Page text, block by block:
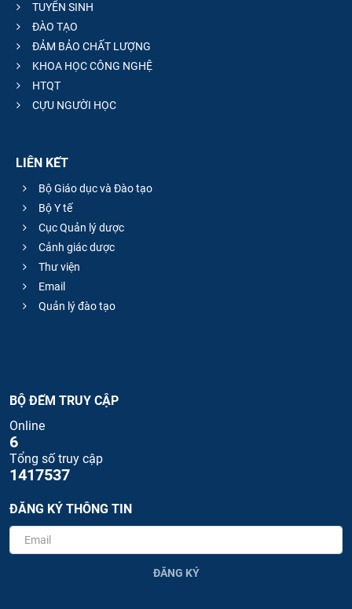
TUYỂN SINH
ĐÀO TẠO
ĐẢM BẢO CHẤT LƯỢNG
KHOA HỌC CÔNG NGHỆ
HTQT
CỰU NGƯỜI HỌC
LIÊN KẾT
Bộ Giáo dục và Đào tạo
Bộ Y tế
Cục Quản lý dược
Cảnh giác dược
Thư viện
Email
Quản lý đào tạo
BỘ ĐẾM TRUY CẬP
Online
6
Tổng số truy cập
1417537
ĐĂNG KÝ THÔNG TIN
ĐĂNG KÝ